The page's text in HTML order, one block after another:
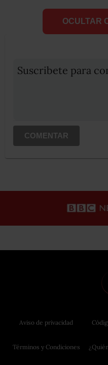
OCULTAR
Suscribete para
COMENTAR
Aviso de privacidad
Términos y Condiciones